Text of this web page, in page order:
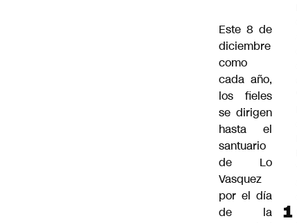
Este 8 de
diciembre
como
cada año,
los fieles
se dirigen
hasta el
santuario
de Lo
Vasquez
por el día
de la